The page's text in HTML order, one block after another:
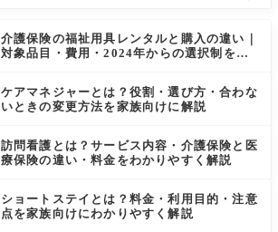
介護保険の福祉用具レンタルと購入の違い｜
対象品目・費用・2024年からの選択制をわ
ケアマネジャーとは？役割・選び方・合わな
いときの変更方法を家族向けに解説
訪問看護とは？サービス内容・介護保険と医
療保険の違い・料金をわかりやすく解説
ショートステイとは？料金・利用目的・注意
点を家族向けにわかりやすく解説